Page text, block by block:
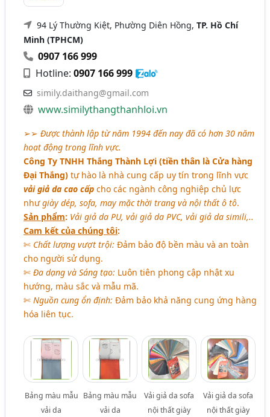
94 Lý Thường Kiệt, Phường Diên Hồng,TP. Hồ Chí
Minh (TPHCM)
0907 166 999
Hotline:0907 166 999
simily.daithang@gmail.com
www.similythangthanhloi.vn
➢➢Được thành lập từ năm 1994 đến nay đã có hơn 30 năm
hoạt động trong lĩnh vực.
Công Ty TNHH Thắng Thành Lợi (tiền thân là Cửa hàng
Đại Thắng) tự hào là nhà cung cấp uy tín trong lĩnh vực
vải giả da cao cấp cho các ngành công nghiệp chủ lực
nhưgiày dép, sofa, may mặc thời trang và nội thất ô tô.
Sản phẩm: Vải giả da PU, vải giả da PVC, vải giả da simili,..
Cam kết của chúng tôi:
✄ Chất lượng vượt trội: Đảm bảo độ bền màu và an toàn
cho người sử dụng.
✄Đa dạng và Sáng tạo: Luôn tiên phong cập nhật xu
hướng, màu sắc và mẫu mã.
✄Nguồn cung ổn định: Đảm bảo khả năng cung ứng hàng
hóa liên tục.
Bảng màu mẫu
vải da
Bảng màu mẫu
vải da
Vải giả da sofa
nội thất giày
Vải giả da sofa
nội thất giày